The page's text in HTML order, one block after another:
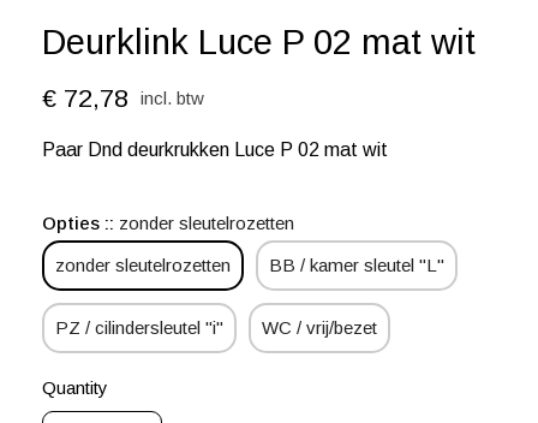
Deurklink Luce P 02 mat wit
€ 72,78 incl. btw
Paar Dnd deurkrukken Luce P 02 mat wit
Opties : zonder sleutelrozetten
zonder sleutelrozetten BB / kamer sleutel "L"
PZ / cilindersleutel "i" WC / vrij/bezet
Quantity